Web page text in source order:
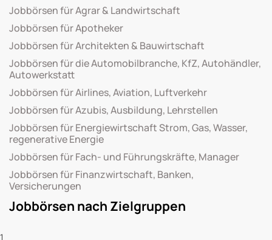
Jobbörsen für Agrar & Landwirtschaft
Jobbörsen für Apotheker
Jobbörsen für Architekten & Bauwirtschaft
Jobbörsen für die Automobilbranche, KfZ, Autohändler,
Autowerkstatt
Jobbörsen für Airlines, Aviation, Luftverkehr
Jobbörsen für Azubis, Ausbildung, Lehrstellen
Jobbörsen für Energiewirtschaft Strom, Gas, Wasser,
regenerative Energie
Jobbörsen für Fach- und Führungskräfte, Manager
Jobbörsen für Finanzwirtschaft, Banken,
Versicherungen
Jobbörsen nach Zielgruppen